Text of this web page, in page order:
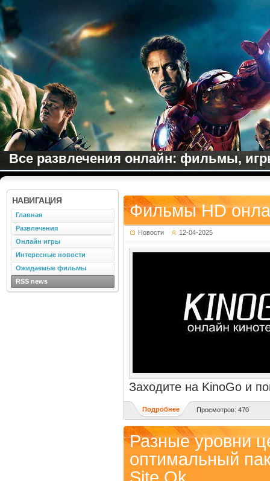
Все развлечения онлайн: фильмы,
Фильмы HD
Новости 12-04-2025
Заходите на KinoGo и
Подробнее Просмотров: 470
Разные уровни
оптимальный
НАВИГАЦИЯ
Главная
Развлечения
Онлайн игры
Интересные новости
Ожидаемые фильмы
RSS news